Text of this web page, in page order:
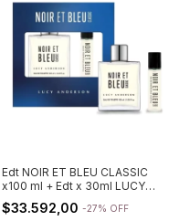
Edt NOIR ET BLEU CLASSIC
x100 ml + Edt x 30ml LUCY
ANDERSON
$33.592,00 -27% OFF